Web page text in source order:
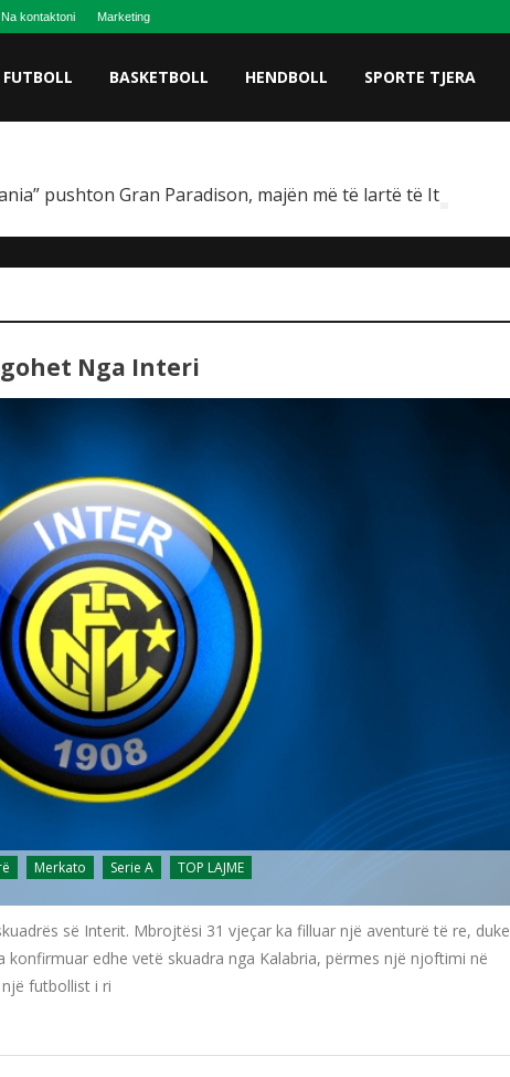
Na kontaktoni Marketing
FUTBOLL BASKETBOLL HENDBOLL SPORTE TJERA
pushton Gran Paradison, majën më të lartë të Italisë
Nga Interi
Merkato Serie A TOP LAJME
së Interit. Mbrojtësi 31 vjeçar ka filluar një aventurë të re, duke
konfirmuar edhe vetë skuadra nga Kalabria, përmes një njoftimi në
futbollist i ri